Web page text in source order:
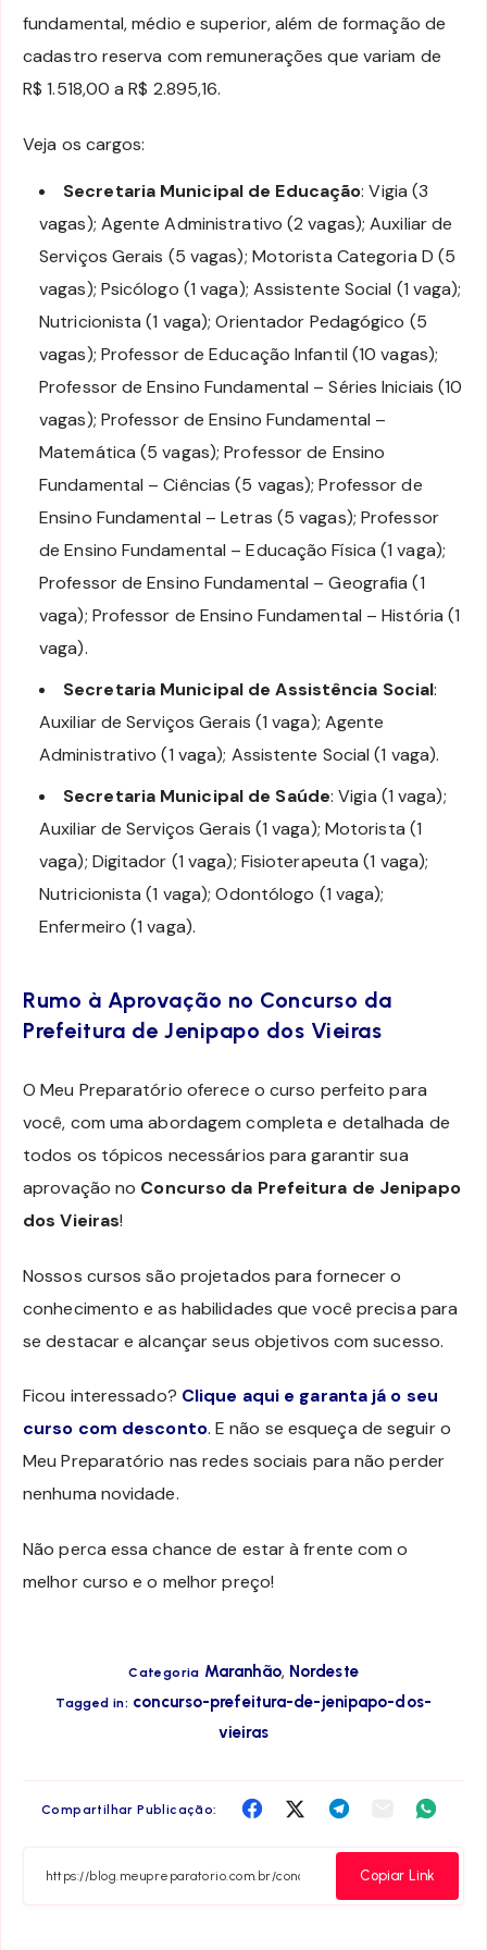
fundamental, médio e superior, além de formação de
cadastro reserva com remunerações que variam de
R$ 1.518,00 a R$ 2.895,16.
Veja os cargos:
Secretaria Municipal de Educação: Vigia (3
vagas); Agente Administrativo (2 vagas); Auxiliar de
Serviços Gerais (5 vagas); Motorista Categoria D (5
vagas); Psicólogo (1 vaga); Assistente Social (1 vaga);
Nutricionista (1 vaga); Orientador Pedagógico (5
vagas); Professor de Educação Infantil (10 vagas);
Professor de Ensino Fundamental – Séries Iniciais (10
vagas); Professor de Ensino Fundamental –
Matemática (5 vagas); Professor de Ensino
Fundamental – Ciências (5 vagas); Professor de
Ensino Fundamental – Letras (5 vagas); Professor
de Ensino Fundamental – Educação Física (1 vaga);
Professor de Ensino Fundamental – Geografia (1
vaga); Professor de Ensino Fundamental – História (1
vaga).
Secretaria Municipal de Assistência Social:
Auxiliar de Serviços Gerais (1 vaga); Agente
Administrativo (1 vaga); Assistente Social (1 vaga).
Secretaria Municipal de Saúde: Vigia (1 vaga);
Auxiliar de Serviços Gerais (1 vaga); Motorista (1
vaga); Digitador (1 vaga); Fisioterapeuta (1 vaga);
Nutricionista (1 vaga); Odontólogo (1 vaga);
Enfermeiro (1 vaga).
Rumo à Aprovação no Concurso da
Prefeitura de Jenipapo dos Vieiras
O Meu Preparatório oferece o curso perfeito para
você, com uma abordagem completa e detalhada de
todos os tópicos necessários para garantir sua
aprovação no Concurso da Prefeitura de Jenipapo
dos Vieiras!
Nossos cursos são projetados para fornecer o
conhecimento e as habilidades que você precisa para
se destacar e alcançar seus objetivos com sucesso.
Ficou interessado? Clique aqui e garanta já o seu
curso com desconto. E não se esqueça de seguir o
Meu Preparatório nas redes sociais para não perder
nenhuma novidade.
Não perca essa chance de estar à frente com o
melhor curso e o melhor preço!
Categoria Maranhão, Nordeste
Tagged in: concurso-prefeitura-de-jenipapo-dos-
vieiras
Compartilhar Publicação:
Compartilha
Facebook
CompartilhaCompartilha
Telegram
Compartilha
Email
Copiar Link